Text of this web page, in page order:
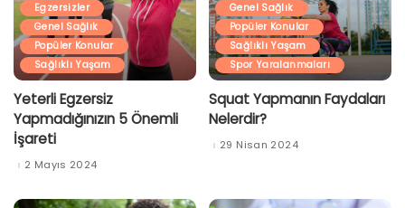
Egzersizler
Genel Sağlık
Popüler Konular
Sağlıklı Yaşam
Yeterli Egzersiz
Yapmadığınızın 5 Önemli
İşareti
2 Mayıs 2024
Genel Sağlık
Popüler Konular
Sağlıklı Yaşam
Spor Yaralanmaları
Squat Yapmanın Faydaları
Nelerdir?
29 Nisan 2024